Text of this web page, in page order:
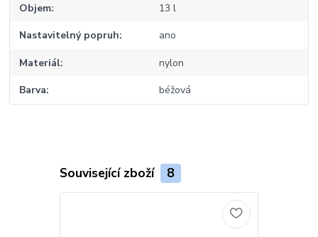
Objem 13 l
Nastavitelný popruh ano
Materiál nylon
Barva béžová
Související zboží 8